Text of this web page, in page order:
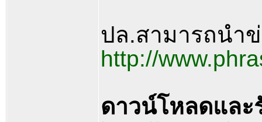
ปล.สามารถนำ
http://
ดาวน์โหลดแล